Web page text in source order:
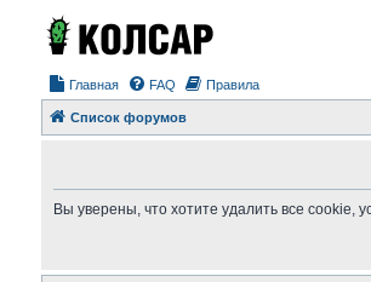
Главная FAQ Правила
Список форумов
Вы уверены, что хотите удалить все cookie,